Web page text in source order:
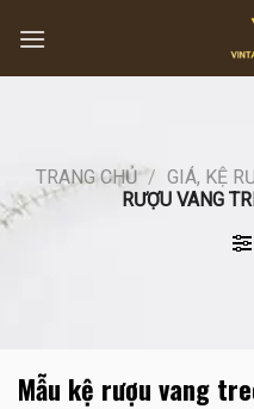
content
TRANG CHỦ / GIÁ, KỆ
RƯỢU VANG
Mẫu kệ rượu vang